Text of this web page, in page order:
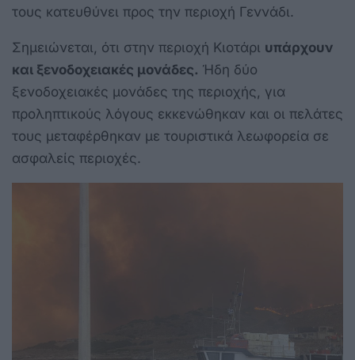
τους κατευθύνει προς την περιοχή Γεννάδι.
Σημειώνεται, ότι στην περιοχή Κιοτάρι υπάρχουν
και ξενοδοχειακές μονάδες. Ήδη δύο
ξενοδοχειακές μονάδες της περιοχής, για
προληπτικούς λόγους εκκενώθηκαν και οι πελάτες
τους μεταφέρθηκαν με τουριστικά λεωφορεία σε
ασφαλείς περιοχές.